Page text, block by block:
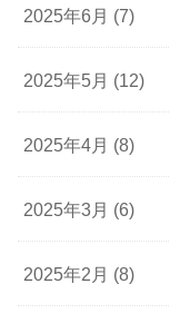
2025年6月 (7)
2025年5月 (12)
2025年4月 (8)
2025年3月 (6)
2025年2月 (8)